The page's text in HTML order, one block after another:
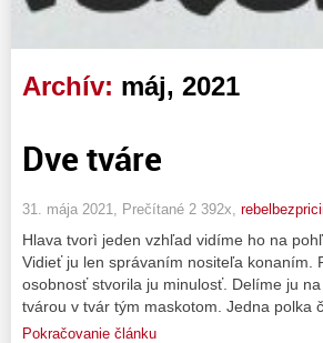
Archív: máj, 2021
Dve tváre
31. mája 2021, Prečítané 2 392x,
Hlava tvorì jeden vzhľad vidíme ho na
Vidieť ju len správaním nositeľa konaním.
osobnosť stvorila ju minulosť. Delíme ju
tvárou v tvár tým maskotom. Jedna
Pokračovanie článku